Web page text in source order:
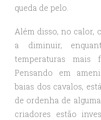
queda de pelo.
Além disso, no calor,
a diminuir,
temperaturas mais
Pensando em
baias dos cavalos,
de ordenha de
criadores estão